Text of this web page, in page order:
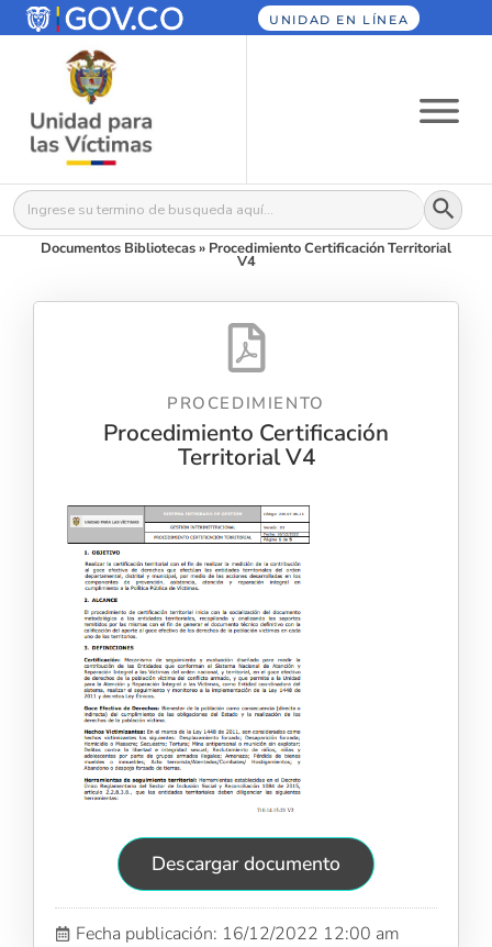
UNIDAD EN LÍNEA
Buscar: Botón
Documentos Bibliotecas» Procedimiento Certificación Territorial
V4
PROCEDIMIENTO
Procedimiento Certificación
Territorial V4
Descargar documento
Fecha publicación: 16/12/2022 12:00 am